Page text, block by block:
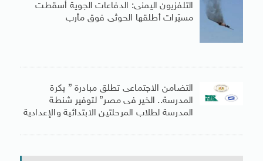
التلفزيون اليمنى: الدفاعات الجوية أسقطت
مسيّرات أطلقها الحوثى فوق مأرب
التضامن الاجتماعى تطلق مبادرة ” بكرة
المدرسة.. الخير فى مصر” لتوفير شنطة
المدرسة لطلاب المرحلتين الابتدائية والإعدادية